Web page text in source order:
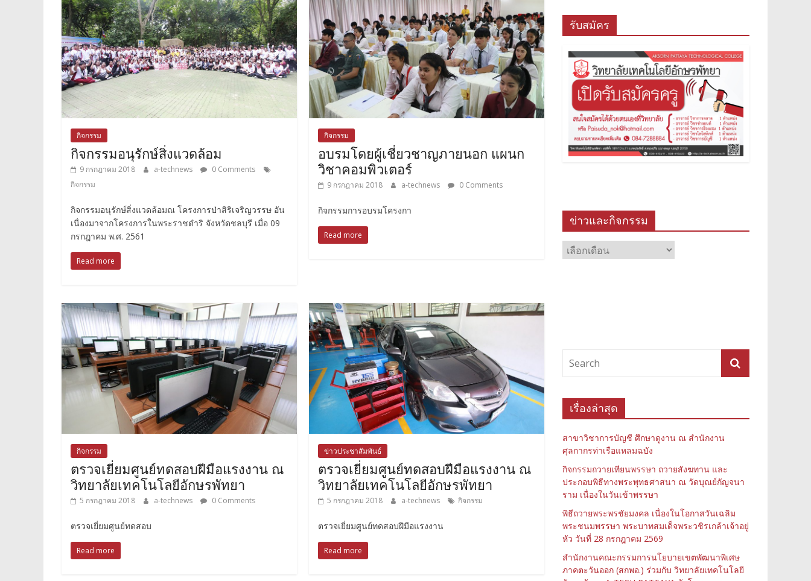
กิจกรรม
กิจกรรมอนุรักษ์สิ่งแวดล้อม
9 กรกฎาคม 2018 a-technews
0 Comments
กิจกรรม
กิจกรรมอนุรักษ์สิ่งแวดล้อมณ โครงการป่าสิริเจริญวรรษ อัน
เนื่องมาจากโครงการในพระราชดำริ จังหวัดชลบุรี เมื่อ 09
กรกฎาคม พ.ศ. 2561
Read more
กิจกรรม
อบรมโดยผู้เชี่ยวชาญภายนอก แผนก
วิชาคอมพิวเตอร์
9 กรกฎาคม 2018 a-technews 0 Comments
กิจกรรมการอบรมโครงกา
Read more
กิจกรรม
ตรวจเยี่ยมศูนย์ทดสอบฝีมือแรงงาน ณ
วิทยาลัยเทคโนโลยีอักษรพัทยา
5 กรกฎาคม 2018 a-technews 0 Comments
ตรวจเยี่ยมศูนย์ทดสอบ
Read more
ข่าวประชาสัมพันธ์
ตรวจเยี่ยมศูนย์ทดสอบฝีมือแรงงาน ณ
วิทยาลัยเทคโนโลยีอักษรพัทยา
5 กรกฎาคม 2018 a-technews กิจกรรม
ตรวจเยี่ยมศูนย์ทดสอบฝีมือแรงงาน
Read more
รับสมัคร
ข่าวและกิจกรรม
ข่าว
และ
เรื่องล่าสุด
สาขาวิชาการบัญชี ศึกษาดูงาน ณ สำนักงาน
ศุลกากรท่าเรือแหลมฉบัง
กิจกรรมถวายเทียนพรรษา ถวายสังฆทาน และ
ประกอบพิธีทางพระพุทธศาสนา ณ วัดบุณย์กัญจนา
ราม เนื่องในวันเข้าพรรษา
พิธีถวายพระพรชัยมงคล เนื่องในโอกาสวันเฉลิม
พระชนมพรรษา พระบาทสมเด็จพระวชิรเกล้าเจ้าอยู่
หัว วันที่ 28 กรกฎาคม 2569
สำนักงานคณะกรรมการนโยบายเขตพัฒนาพิเศษ
ภาคตะวันออก (สกพอ.) ร่วมกับ วิทยาลัยเทคโนโลยี